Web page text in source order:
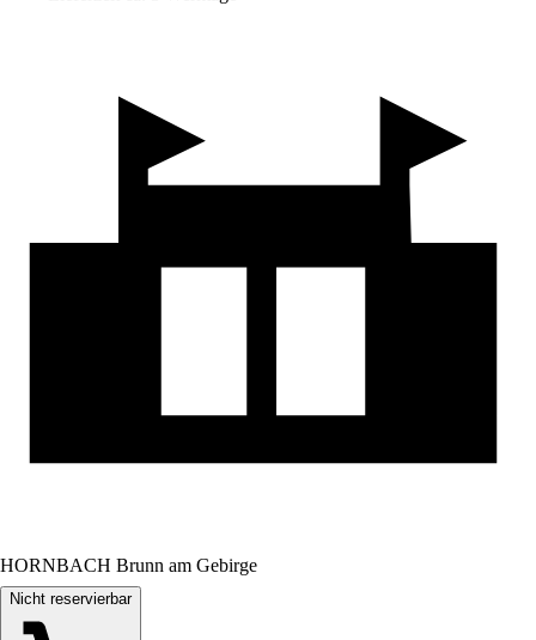
HORNBACH Brunn am Gebirge
Nicht reservierbar